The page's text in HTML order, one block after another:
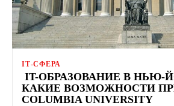
ІТ-СФЕРА
IT-ОБРАЗОВАНИЕ В НЬЮ-
КАКИЕ ВОЗМОЖНОСТИ
COLUMBIA UNIVERSITY